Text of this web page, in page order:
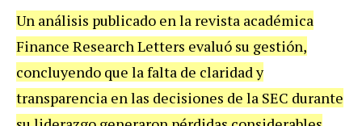
Un análisis publicado en la revista académica
Finance Research Letters evaluó su gestión,
concluyendo que la falta de claridad y
transparencia en las decisiones de la SEC durante